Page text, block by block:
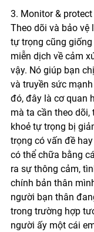
3. Monitor &
Theo dõi và bảo vệ
tự trọng cũng
miễn dịch về cảm
vậy. Nó giúp bạn
và truyền sức
đó, đây là cơ quan
mà ta cần theo dõi,
khoẻ tự trọng bị
trọng có vấn đề
có thể chữa bằng
ra sự thông cảm,
chính bản thân
người bạn thân
trong trường hợp
người ấy một cái